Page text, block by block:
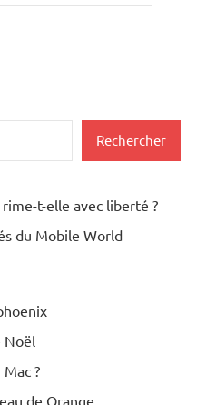
Rechercher
t-elle avec liberté ?
du Mobile World
Noël
?
de Orange